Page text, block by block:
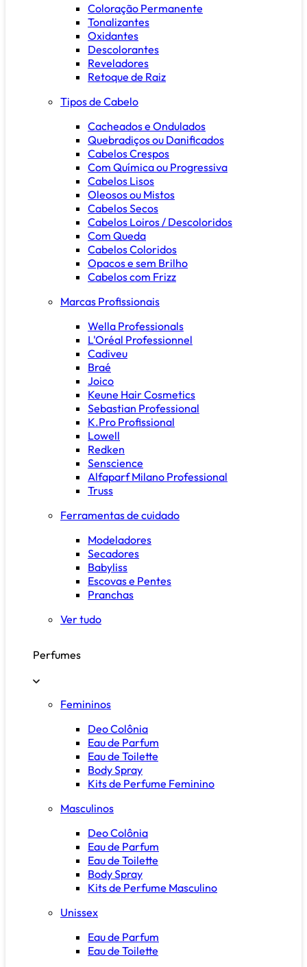
Coloração Permanente
Tonalizantes
Oxidantes
Descolorantes
Reveladores
Retoque de Raiz
Tipos de Cabelo
Cacheados e Ondulados
Quebradiços ou Danificados
Cabelos Crespos
Com Química ou Progressiva
Cabelos Lisos
Oleosos ou Mistos
Cabelos Secos
Cabelos Loiros / Descoloridos
Com Queda
Cabelos Coloridos
Opacos e sem Brilho
Cabelos com Frizz
Marcas Profissionais
Wella Professionals
L'Oréal Professionnel
Cadiveu
Braé
Joico
Keune Hair Cosmetics
Sebastian Professional
K.Pro Profissional
Lowell
Redken
Senscience
Alfaparf Milano Professional
Truss
Ferramentas de cuidado
Modeladores
Secadores
Babyliss
Escovas e Pentes
Pranchas
Ver tudo
Perfumes
Femininos
Deo Colônia
Eau de Parfum
Eau de Toilette
Body Spray
Kits de Perfume Feminino
Masculinos
Deo Colônia
Eau de Parfum
Eau de Toilette
Body Spray
Kits de Perfume Masculino
Unissex
Eau de Parfum
Eau de Toilette